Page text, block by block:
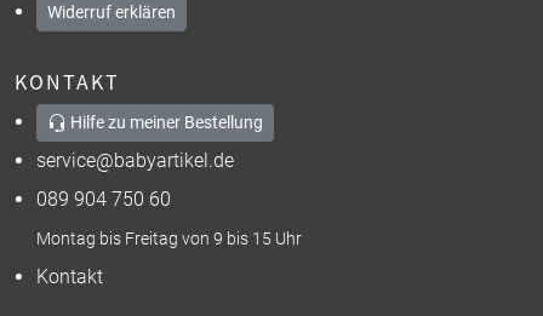
Widerruf erklären
KONTAKT
Hilfe zu meiner Bestellung
service@babyartikel.de
089 904 750 60
Montag bis Freitag von 9 bis 15 Uhr
Kontakt